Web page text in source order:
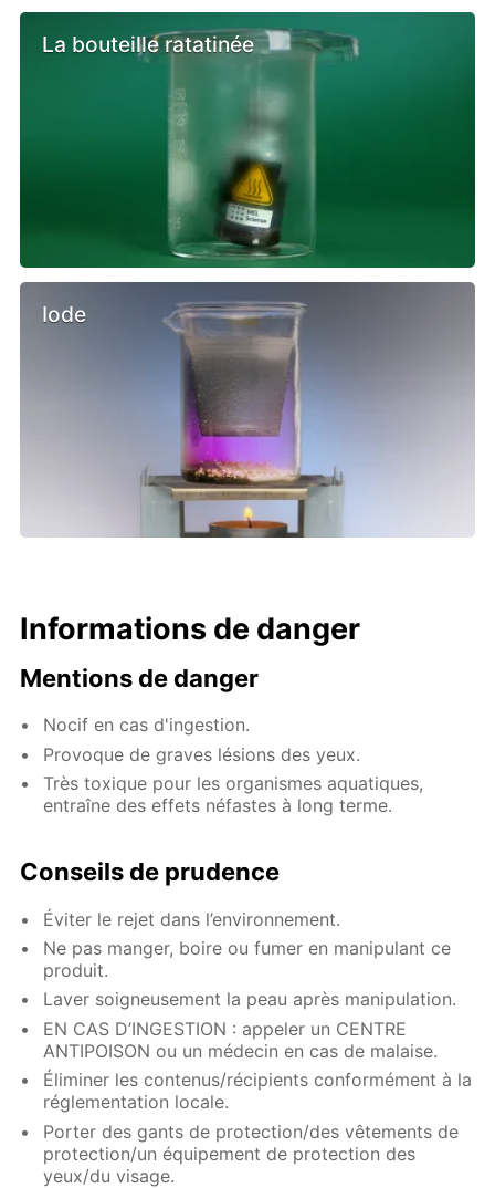
La bouteille ratatinée
Iode
Informations de danger
Mentions de danger
Nocif en cas d'ingestion.
Provoque de graves lésions des yeux.
Très toxique pour les organismes aquatiques,
entraîne des effets néfastes à long terme.
Conseils de prudence
Éviter le rejet dans l’environnement.
Ne pas manger, boire ou fumer en manipulant ce
produit.
Laver soigneusement la peau après manipulation.
EN CAS D’INGESTION : appeler un CENTRE
ANTIPOISON ou un médecin en cas de malaise.
Éliminer les contenus/récipients conformément à la
réglementation locale.
Porter des gants de protection/des vêtements de
protection/un équipement de protection des
yeux/du visage.